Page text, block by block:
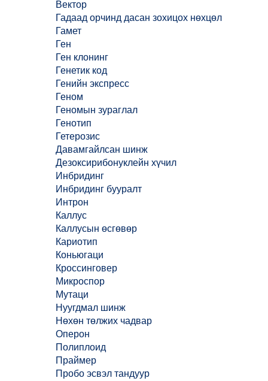
Вектор
Гадаад орчинд дасан зохицох нөхцөл
Гамет
Ген
Ген клонинг
Генетик код
Генийн экспресс
Геном
Геномын зураглал
Генотип
Гетерозис
Давамгайлсан шинж
Дезоксирибонуклейн хүчил
Инбридинг
Инбридинг бууралт
Интрон
Каллус
Каллусын өсгөвөр
Кариотип
Коньюгаци
Кроссинговер
Микроспор
Мутаци
Нуугдмал шинж
Нөхөн төлжих чадвар
Оперон
Полиплоид
Праймер
Пробо эсвэл тандуур